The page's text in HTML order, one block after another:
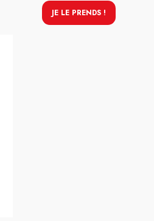
JE LE PRENDS !